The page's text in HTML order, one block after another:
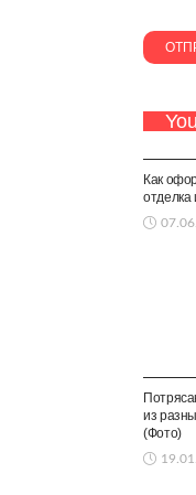
Как
из
(Фото)